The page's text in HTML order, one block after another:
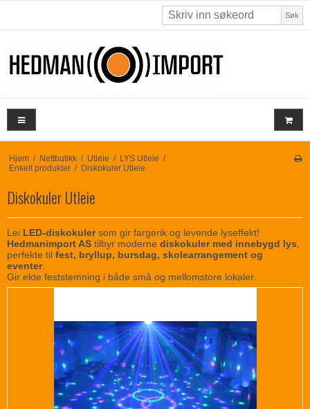
Søk
Hjem / Nettbutikk / Utleie / LYS Utleie /
Enkelt produkter / Diskokuler Utleie
Diskokuler Utleie
Lei LED-diskokulersom gir fargerik og levende lyseffekt!
Hedmanimport AS tilbyr moderne diskokuler med innebygd lys,
perfekte til fest, bryllup, bursdag, skolearrangement og
eventer.
Gir ekte feststemning i både små og mellomstore lokaler.